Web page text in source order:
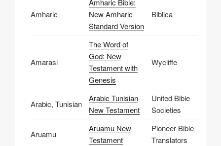
Amharic
Amharic Bible:
New Amharic
Standard Version
Biblica
Amarasi
The Word of
God: New
Testament with
Genesis
Wycliffe
Arabic, Tunisian
Arabic Tunisian
New Testament
United Bible
Societies
Aruamu
Aruamu New
Testament
Pioneer Bible
Translators